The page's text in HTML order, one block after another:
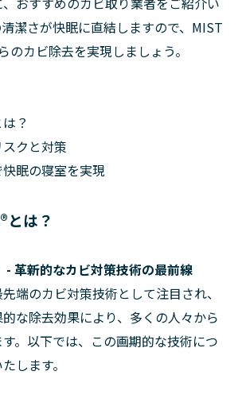
潔さが快眠に直結しますので、MIST
のカビ除去を実現しましょう。
？
クと対策
眠の寝室を実現
とは？
- 革新的なカビ対策技術の最前線
端のカビ対策技術として注目され、
な除去効果により、多くの人々から
。以下では、この画期的な技術につ
します。